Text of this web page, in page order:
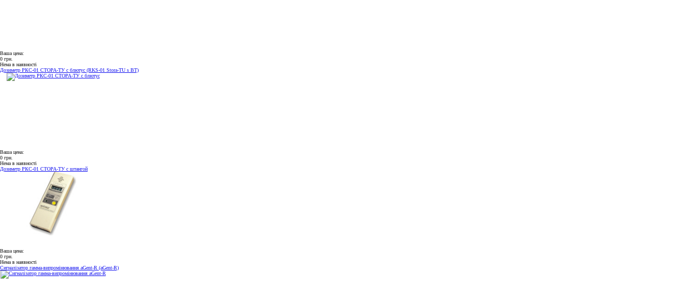
Ваша цена:
0 грн.
Нема в наявності
Дозиметр РКС-01 СТОРА-ТУ с блютус (RKS-01 Stora-TU s BT)
Ваша цена:
0 грн.
Нема в наявності
Дозиметр РКС-01 СТОРА-ТУ с штангой
Ваша цена:
0 грн.
Нема в наявності
Сигналізатор гамма-випромінювання aGent-R (aGent-R)